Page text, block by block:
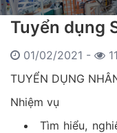
Tuyển dụng
01/02/2021 -
TUYỂN DỤNG
Nhiệm vụ
Tìm hiểu,